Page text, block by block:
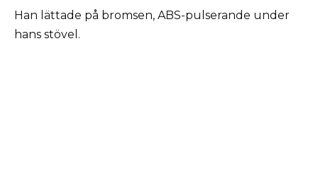
Han lättade på bromsen, ABS-pulserande under
hans stövel.